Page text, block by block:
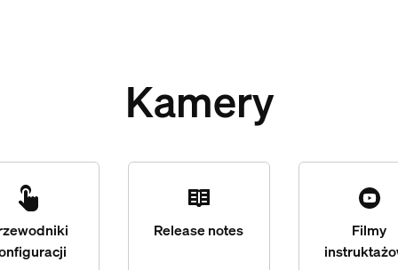
Kamery
Release notes
Filmy